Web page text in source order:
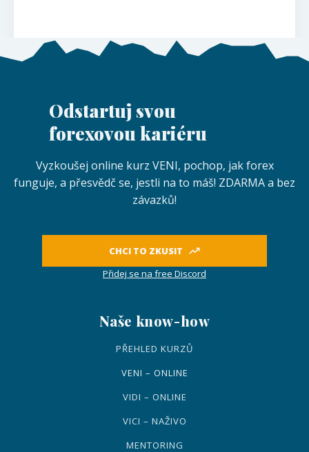
Odstartuj svou
forexovou kariéru
Vyzkoušej online kurz VENI, pochop, jak forex
funguje, a přesvědč se, jestli na to máš! ZDARMA a bez
závazků!
CHCI TO ZKUSIT
Přidej se na free Discord
Naše know-how
PŘEHLED KURZŮ
VENI – ONLINE
VIDI – ONLINE
VICI – NAŽIVO
MENTORING